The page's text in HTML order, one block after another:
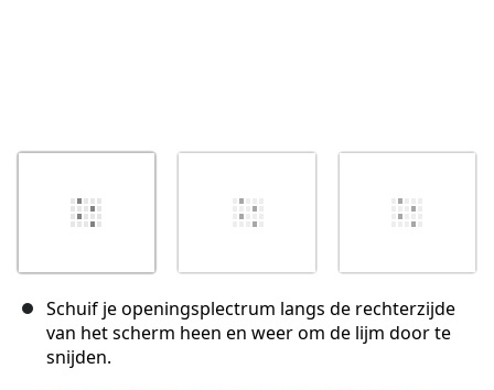
Schuif je openingsplectrum langs de rechterzijde
van het scherm heen en weer om de lijm door te
snijden.